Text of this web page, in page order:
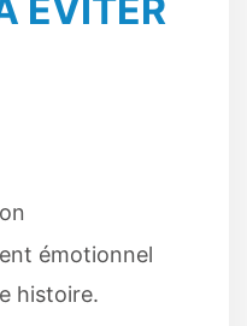
ÉVITER
émotionnel
histoire.